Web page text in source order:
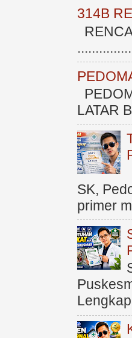
314B
LATAR
SK,
primer